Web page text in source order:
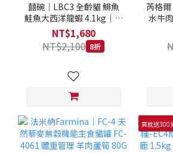
囍碗｜LBC3 全齡貓 鯡魚
鮭魚大西洋龍蝦 4.1kg｜加
拿大 Loveabowl 天然無穀
糧 4.1公斤 成貓 無穀貓飼
料
NT$1,680
NT$2,100 8折
芮格
水牛
買就送300